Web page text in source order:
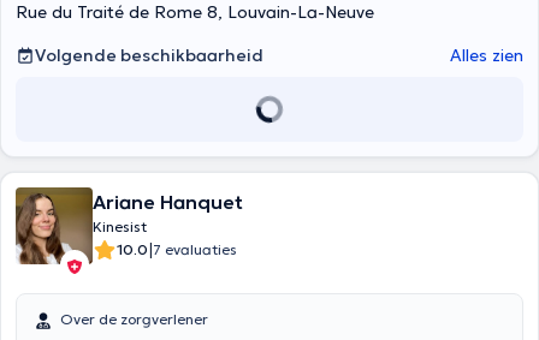
Rue du Traité de Rome 8, Louvain-La-Neuve
Volgende beschikbaarheid
Alles zien
Ariane Hanquet
Kinesist
10.0|7 evaluaties
Over de zorgverlener